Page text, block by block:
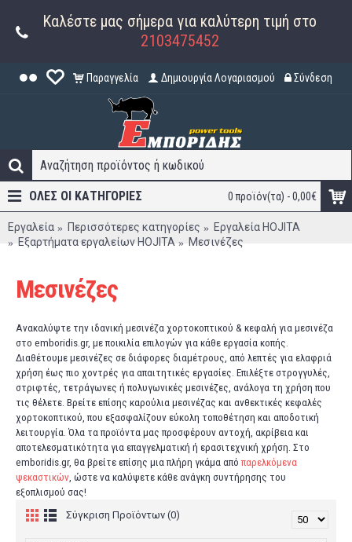
Καλέστε μας σήμερα για καλύτερη τιμή στο
2103475452
Παραγγελία Δημιουργία Λογαριασμού Σύνδεση
0 προϊόν(τα) - 0,00€
ΟΛΕΣ ΟΙ ΚΑΤΗΓΟΡΊΕΣ
Εργαλεία Περισσότερες κατηγορίες
Εργαλεία HOJITA
Εξαρτήματα εργαλείων HOJITA
Μεσινέζες
Μεσινέζες
Ανακαλύψτε την ιδανική μεσινέζα χορτοκοπτικού & κεφαλή για μεσινέζα
στο emboridis.gr, με ποικιλία επιλογών για κάθε εργασία κοπής.
Διαθέτουμε μεσινέζες σε διάφορες διαμέτρους, από λεπτές για ελαφριά
χρήση έως πιο χοντρές για απαιτητικές εργασίες. Επιλέξτε στρογγυλές,
στριφτές, τετράγωνες ή πολυγωνικές μεσινέζες, ανάλογα τη χρήση που
τις θέλετε. Βρείτε επίσης καρούλια μεσινέζας και ανθεκτικές κεφαλές
χορτοκοπτικού, που εξασφαλίζουν εύκολη τοποθέτηση και αποδοτική
λειτουργία. Όλα τα προϊόντα μας προσφέρουν αντοχή, ακρίβεια και
αποτελεσματικότητα για επαγγελματική ή ερασιτεχνική χρήση. Στο
emboridis.gr, θα βρείτε επίσης μια πλήρη γκάμα από παρελκόμενα
ψεκαστικών, ώστε να καλύψετε κάθε ανάγκη συντήρησης του
εξοπλισμού σας!
Σύγκριση Προϊόντων (0)